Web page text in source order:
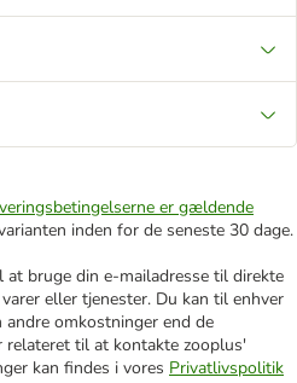
er gældende
inden for de seneste 30 dage.
bruge din e-mailadresse til direkte
eller tjenester. Du kan til enhver
omkostninger end de
relateret til at kontakte zooplus'
kan findes i vores Privatlivspolitik